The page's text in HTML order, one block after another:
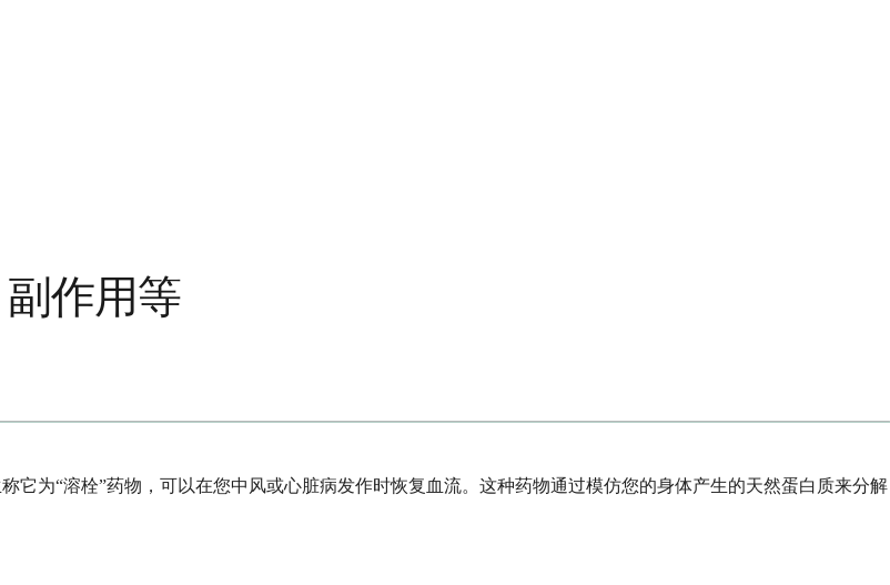
作用等
它为“溶栓”药物，可以在您中风或心脏病发作时恢复血流。这种药物通过模仿您的身体产生的天然蛋白质来分解